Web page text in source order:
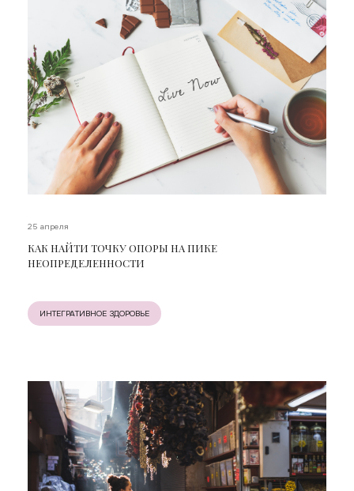
25 апреля
КАК НАЙТИ ТОЧКУ ОПОРЫ НА ПИКЕ
НЕОПРЕДЕЛЕННОСТИ
ИНТЕГРАТИВНОЕ ЗДОРОВЬЕ